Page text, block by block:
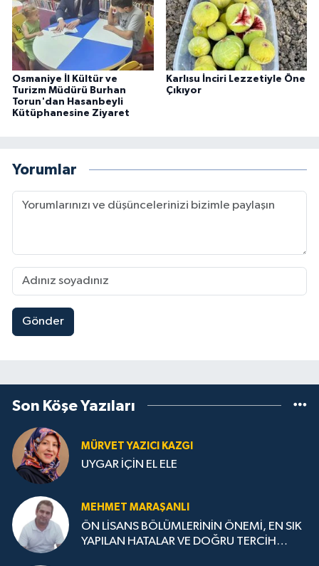
Osmaniye İl Kültür ve
Turizm Müdürü Burhan
Torun'dan Hasanbeyli
Kütüphanesine Ziyaret
Karlısu İnciri Lezzetiyle Öne
Çıkıyor
Yorumlar
Gönder
Son Köşe Yazıları
MÜRVET YAZICI KAZGI
UYGAR İÇİN EL ELE
MEHMET MARAŞANLI
ÖN LİSANS BÖLÜMLERİNİN ÖNEMİ, EN SIK
YAPILAN HATALAR VE DOĞRU TERCİH